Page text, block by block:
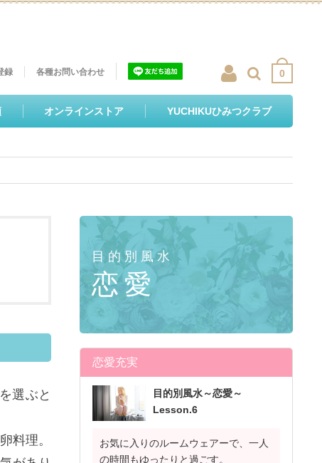
0
オンラインストア YUCHIKUひみつクラブ
録 各種お問い合わせ
選ぶと
料理。
目的別風水
恋愛
恋愛充実
目的別風水～恋愛～
Lesson.6
お気に入りのルームウェアーで、一人
の時間もゆったりと過ごす。